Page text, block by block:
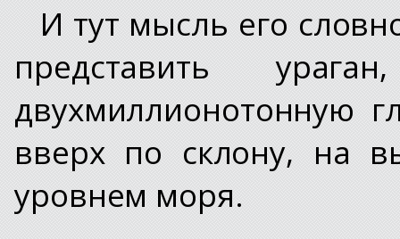
И тут мысль его
представить
двухмиллионотонную
вверх по склону, на
уровнем моря.